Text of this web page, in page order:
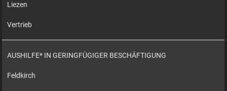
Liezen
Vertrieb
AUSHILFE* IN GERINGFÜGIGER BESCHÄFTIGUNG
Feldkirch